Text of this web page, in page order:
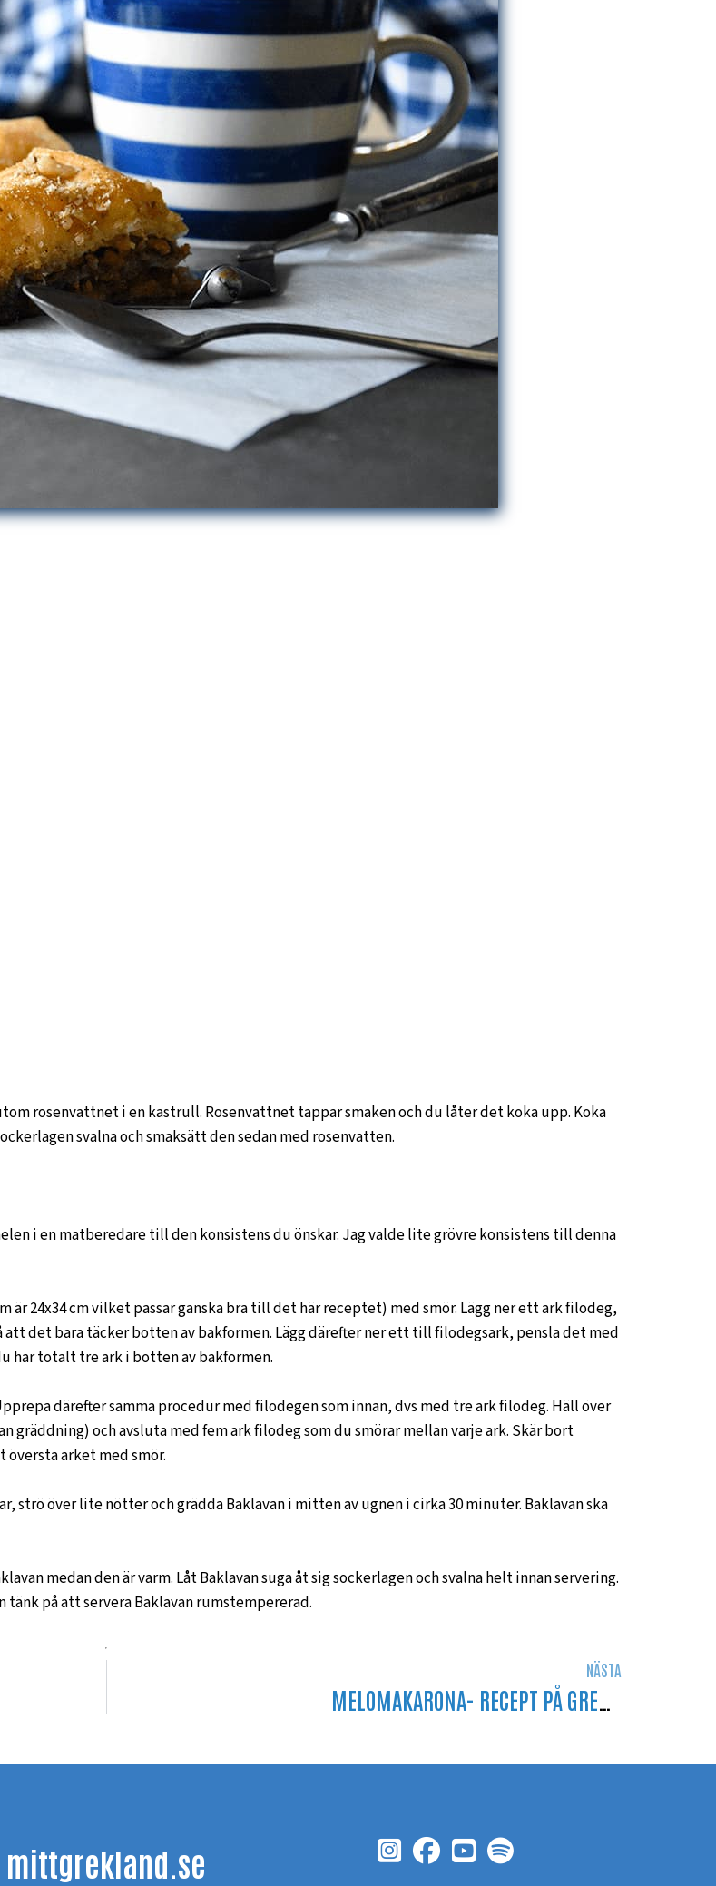
rosenvattnet i en kastrull. Rosenvattnet tappar smaken och du låter det koka upp. Koka
svalna och smaksätt den sedan med rosenvatten.
i en matberedare till den konsistens du önskar. Jag valde lite grövre konsistens till denna
är 24x34 cm vilket passar ganska bra till det här receptet) med smör. Lägg ner ett ark filodeg,
det bara täcker botten av bakformen. Lägg därefter ner ett till filodegsark, pensla det med
har totalt tre ark i botten av bakformen.
därefter samma procedur med filodegen som innan, dvs med tre ark filodeg. Häll över
gräddning) och avsluta med fem ark filodeg som du smörar mellan varje ark. Skär bort
arket med smör.
strö över lite nötter och grädda Baklavan i mitten av ugnen i cirka 30 minuter. Baklavan ska
medan den är varm. Låt Baklavan suga åt sig sockerlagen och svalna helt innan servering.
tänk på att servera Baklavan rumstempererad.
NÄSTA
mittgrekland.se